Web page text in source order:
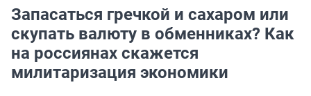
Запасаться гречкой и сахаром или
скупать валюту в обменниках? Как
на россиянах скажется
милитаризация экономики